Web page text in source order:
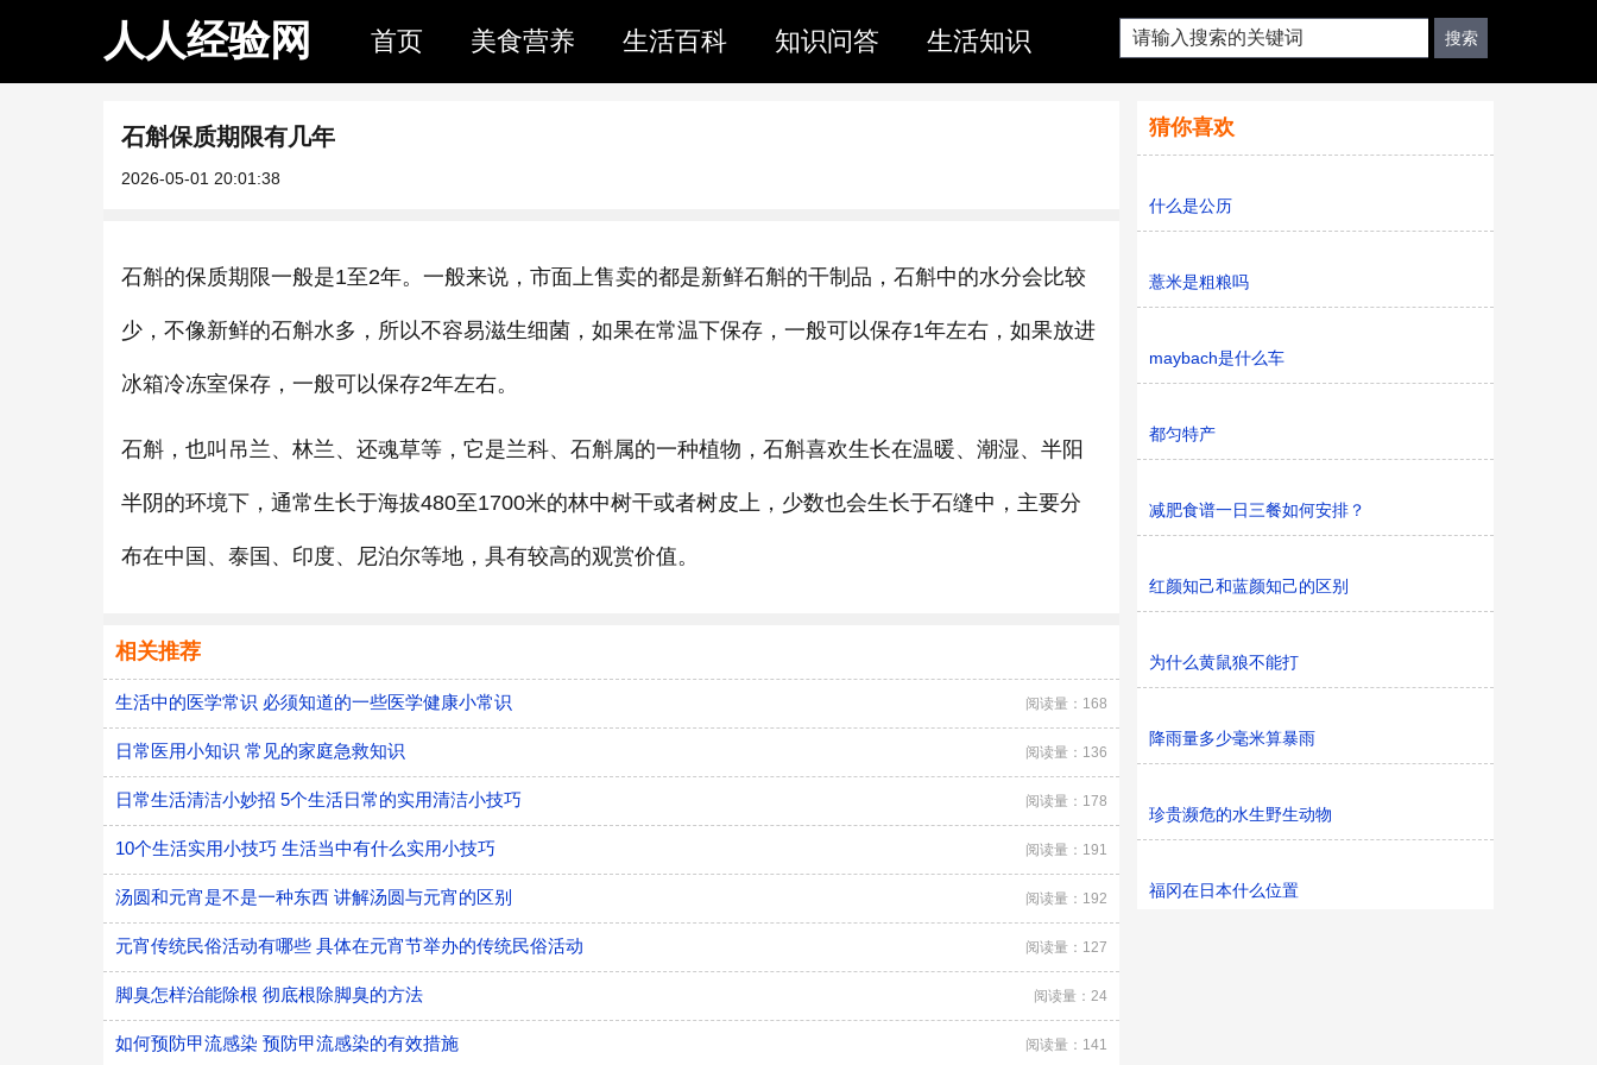
人人经验网 首页 美食营养 生活百科 知识问答 生活知识
石斛保质期限有几年
2026-05-01 20:01:38
石斛的保质期限一般是1至2年。一般来说，市面上售卖的都是新鲜石斛的干制品，石斛中的水分会比较
少，不像新鲜的石斛水多，所以不容易滋生细菌，如果在常温下保存，一般可以保存1年左右，如果放进
冰箱冷冻室保存，一般可以保存2年左右。
石斛，也叫吊兰、林兰、还魂草等，它是兰科、石斛属的一种植物，石斛喜欢生长在温暖、潮湿、半阳
半阴的环境下，通常生长于海拔480至1700米的林中树干或者树皮上，少数也会生长于石缝中，主要分
布在中国、泰国、印度、尼泊尔等地，具有较高的观赏价值。
相关推荐
生活中的医学常识 必须知道的一些医学健康小常识 阅读量：168
日常医用小知识 常见的家庭急救知识 阅读量：136
日常生活清洁小妙招 5个生活日常的实用清洁小技巧 阅读量：178
10个生活实用小技巧 生活当中有什么实用小技巧 阅读量：191
汤圆和元宵是不是一种东西 讲解汤圆与元宵的区别 阅读量：192
元宵传统民俗活动有哪些 具体在元宵节举办的传统民俗活动 阅读量：127
脚臭怎样治能除根 彻底根除脚臭的方法 阅读量：24
如何预防甲流感染 预防甲流感染的有效措施 阅读量：141
猜你喜欢
什么是公历
薏米是粗粮吗
maybach是什么车
都匀特产
减肥食谱一日三餐如何安排？
红颜知己和蓝颜知己的区别
为什么黄鼠狼不能打
降雨量多少毫米算暴雨
珍贵濒危的水生野生动物
福冈在日本什么位置